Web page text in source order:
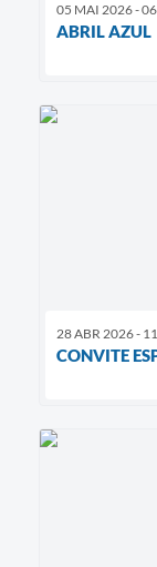
05 MAI 2026 -
ABRIL AZUL
28 ABR 2026 -
CONVITE